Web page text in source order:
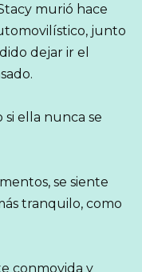
murió hace
junto
dejar ir el
si ella nunca se
se siente
tranquilo, como
conmovida y